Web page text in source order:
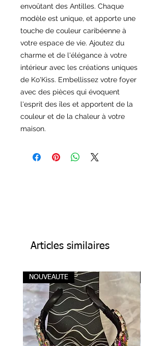
envoûtant des Antilles. Chaque
modèle est unique, et apporte une
touche de couleur caribéenne à
votre espace de vie. Ajoutez du
charme et de l'élégance à votre
intérieur avec les créations uniques
de Ko'Kiss. Embellissez votre foyer
avec des pièces qui évoquent
l'esprit des îles et apportent de la
couleur et de la chaleur à votre
maison.
Articles similaires
NOUVEAUTE